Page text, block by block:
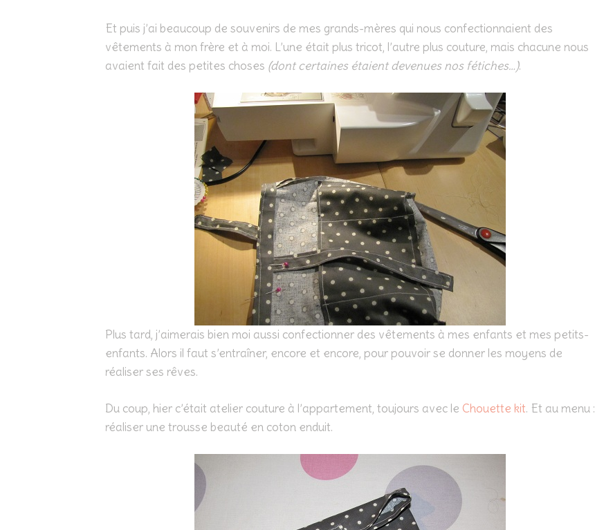
Et puis j’ai beaucoup de souvenirs de mes grands-mères qui nous confectionnaient des
vêtements à mon frère et à moi. L’une était plus tricot, l’autre plus couture, mais chacune nous
avaient fait des petites choses (dont certaines étaient devenues nos fétiches…).
Plus tard, j’aimerais bien moi aussi confectionner des vêtements à mes enfants et mes petits-
enfants. Alors il faut s’entraîner, encore et encore, pour pouvoir se donner les moyens de
réaliser ses rêves.
Du coup, hier c’était atelier couture à l’appartement, toujours avec le Chouette kit. Et au menu :
réaliser une trousse beauté en coton enduit.